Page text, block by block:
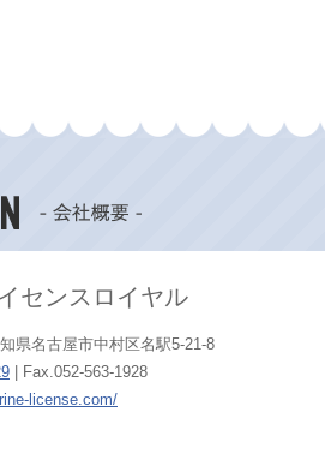
センスロイヤル
県名古屋市中村区名駅5-21-8
| Fax.052-563-1928
license.com/